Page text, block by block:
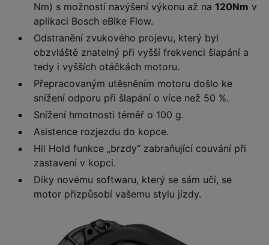
Nm) s možností navýšení výkonu až na 120Nm v
aplikaci Bosch eBike Flow.
Odstranění zvukového projevu, který byl
obzvláště znatelný při vyšší frekvenci šlapání a
tedy i vyšších otáčkách motoru.
Přepracovaným utěsněním motoru došlo ke
snížení odporu při šlapání o více než 50 %.
Snížení hmotnosti téměř o 100 g.
Asistence rozjezdu do kopce.
Hil Hold funkce „brzdy“ zabraňující couvání při
zastavení v kopci.
Díky novému softwaru, který se sám učí, se
motor přizpůsobí vašemu stylu jízdy.